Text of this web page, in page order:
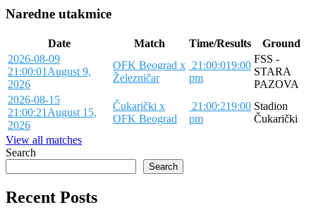
Naredne utakmice
Date Match Time/Results
Ground
2026-08-09
21:00:01 August 9,
2026
OFK Beograd x
Železničar
21:00:019:00
pm
FSS -
STARA
PAZOVA
2026-08-15
21:00:21 August 15,
2026
Čukarički x
OFK Beograd
21:00:219:00
pm
Stadion
Čukarički
View all matches
Search
Search
Recent Posts